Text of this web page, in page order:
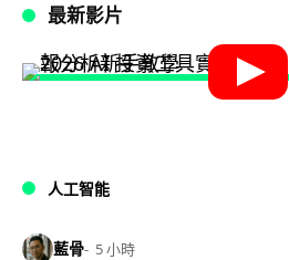
最新影片
人工智能
藍骨 5 小時